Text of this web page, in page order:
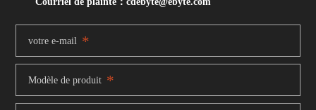
votre e-mail *
Modèle de produit *